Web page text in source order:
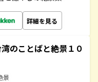
詳細を見る
のことばと絶景１０
景